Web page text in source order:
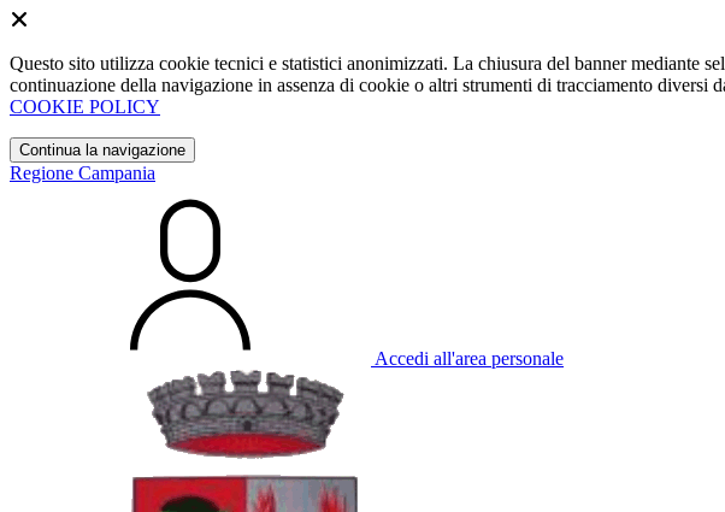
Questo sito utilizza cookie tecnici e statistici anonimizzati. La chiusura del banner mediante
continuazione della navigazione in assenza di cookie o altri strumenti di tracciamento diversi
COOKIE POLICY
Continua la navigazione
Regione Campania
Accedi all'area personale